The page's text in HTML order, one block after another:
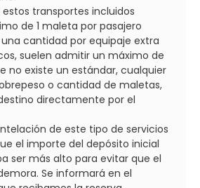
estos transportes incluidos
de 1 maleta por pasajero
cantidad por equipaje extra
suelen admitir un máximo de
no existe un estándar, cualquier
o cantidad de maletas,
directamente por el
de este tipo de servicios
el importe del depósito inicial
ser más alto para evitar que el
Se informará en el